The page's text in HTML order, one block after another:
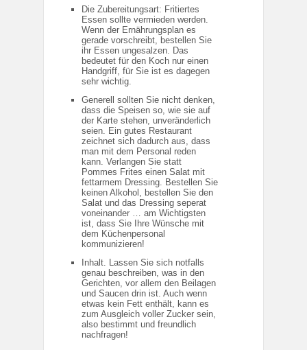
Die Zubereitungsart: Fritiertes
Essen sollte vermieden werden.
Wenn der Ernährungsplan es
gerade vorschreibt, bestellen Sie
ihr Essen ungesalzen. Das
bedeutet für den Koch nur einen
Handgriff, für Sie ist es dagegen
sehr wichtig.
Generell sollten Sie nicht denken,
dass die Speisen so, wie sie auf
der Karte stehen, unveränderlich
seien. Ein gutes Restaurant
zeichnet sich dadurch aus, dass
man mit dem Personal reden
kann. Verlangen Sie statt
Pommes Frites einen Salat mit
fettarmem Dressing. Bestellen Sie
keinen Alkohol, bestellen Sie den
Salat und das Dressing seperat
voneinander … am Wichtigsten
ist, dass Sie Ihre Wünsche mit
dem Küchenpersonal
kommunizieren!
Inhalt. Lassen Sie sich notfalls
genau beschreiben, was in den
Gerichten, vor allem den Beilagen
und Saucen drin ist. Auch wenn
etwas kein Fett enthält, kann es
zum Ausgleich voller Zucker sein,
also bestimmt und freundlich
nachfragen!